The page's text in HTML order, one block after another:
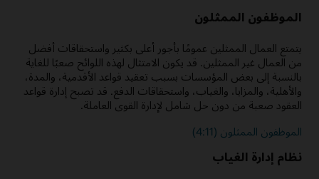
الموظفون الممثلون
يتمتع العمال الممثلين عمومًا بأجور أعلى بكثير واستحقاقات أفضل
من العمال غير الممثلين. قد يكون الامتثال لهذه اللوائح صعبًا للغاية
بالنسبة إلى بعض المؤسسات بسبب تعقيد قواعد الأقدمية، والمدة،
والأهلية، والمزايا، والغياب، واستحقاقات الدفع. قد تصبح إدارة قواعد
العقود صعبة من دون حل شامل لإدارة القوى العاملة.
الموظفون الممثلون (4:11)
نظام إدارة الغياب